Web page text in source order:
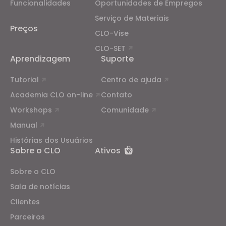
Funcionalidades
Preços
Oportunidades de Empregos
Serviço de Materiais
CLO-Vise
CLO-SET
Aprendizagem
Tutorial
Academia CLO on-line
Workshops
Manual
Histórias dos Usuários
Suporte
Centro de ajuda
Contato
Comunidade
Sobre o CLO
Sobre o CLO
Sala de notícias
Clientes
Parceiros
Ativos
properly.Reject All